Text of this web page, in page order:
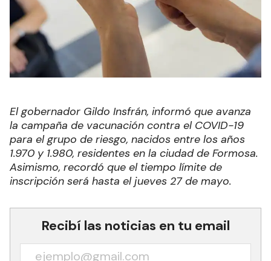
El gobernador Gildo Insfrán, informó que avanza
la campaña de vacunación contra el COVID-19
para el grupo de riesgo, nacidos entre los años
1.970 y 1.980, residentes en la ciudad de Formosa.
Asimismo, recordó que el tiempo límite de
inscripción será hasta el jueves 27 de mayo.
Recibí las noticias en tu email